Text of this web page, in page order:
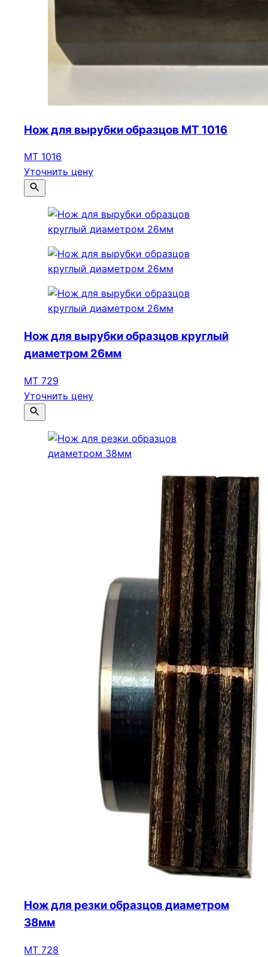
Нож для вырубки образцов МТ 1016
МТ 1016
Уточнить цену
Нож для вырубки образцов круглый
диаметром 26мм
МТ 729
Уточнить цену
Нож для резки образцов диаметром
38мм
МТ 728